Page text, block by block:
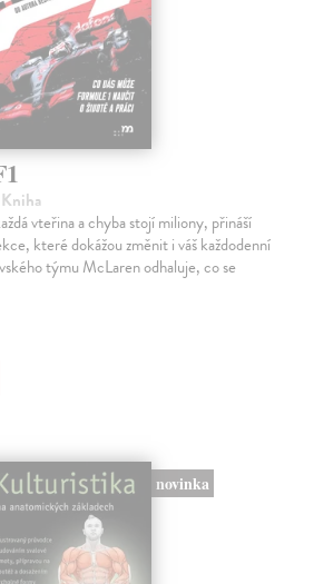
vteřina a chyba stojí miliony, přináší
které dokážou změnit i váš každodenní
týmu McLaren odhaluje, co se
novinka